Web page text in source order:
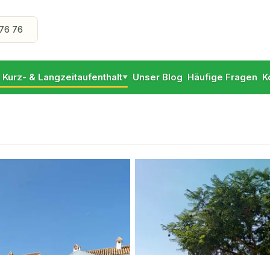
76
& Langzeitaufenthalt▼ Unser Blog Häufige Fragen